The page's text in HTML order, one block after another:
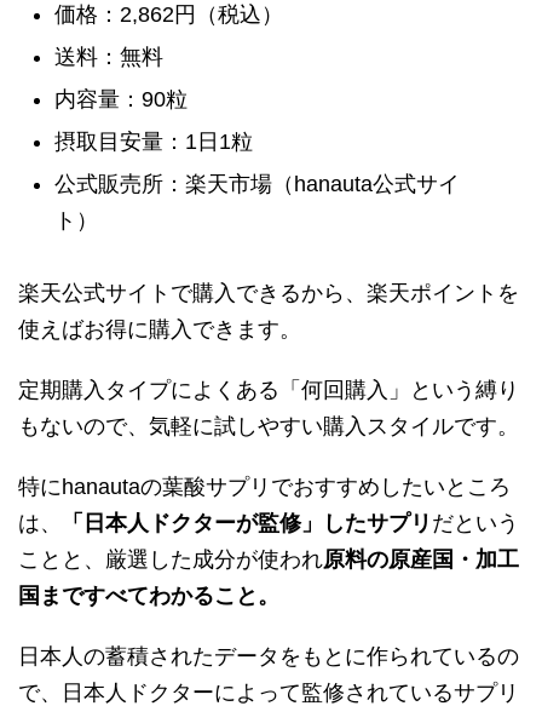
価格：2,862円（税込）
送料：無料
内容量：90粒
摂取目安量：1日1粒
公式販売所：楽天市場（hanauta公式サイ
ト）
楽天公式サイトで購入できるから、楽天ポイントを
使えばお得に購入できます。
定期購入タイプによくある「何回購入」という縛り
もないので、気軽に試しやすい購入スタイルです。
特にhanautaの葉酸サプリでおすすめしたいところ
は、
「日本人ドクターが監修」したサプリ だという
ことと、厳選した成分が使われ原料の原産国・加工
国まですべてわかること。
日本人の蓄積されたデータをもとに作られているの
で、日本人ドクターによって監修されているサプリ